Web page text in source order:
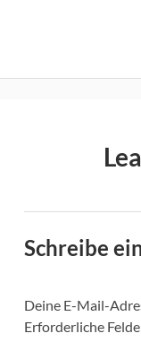
Schreibe
Deine E-Mail-
Erforderliche